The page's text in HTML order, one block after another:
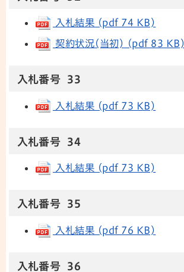
入札結果 (pdf 74 KB)
契約状況(当初) (pdf 83 KB)
入札番号 33
入札結果 (pdf 73 KB)
入札番号 34
入札結果 (pdf 73 KB)
入札番号 35
入札結果 (pdf 76 KB)
入札番号 36